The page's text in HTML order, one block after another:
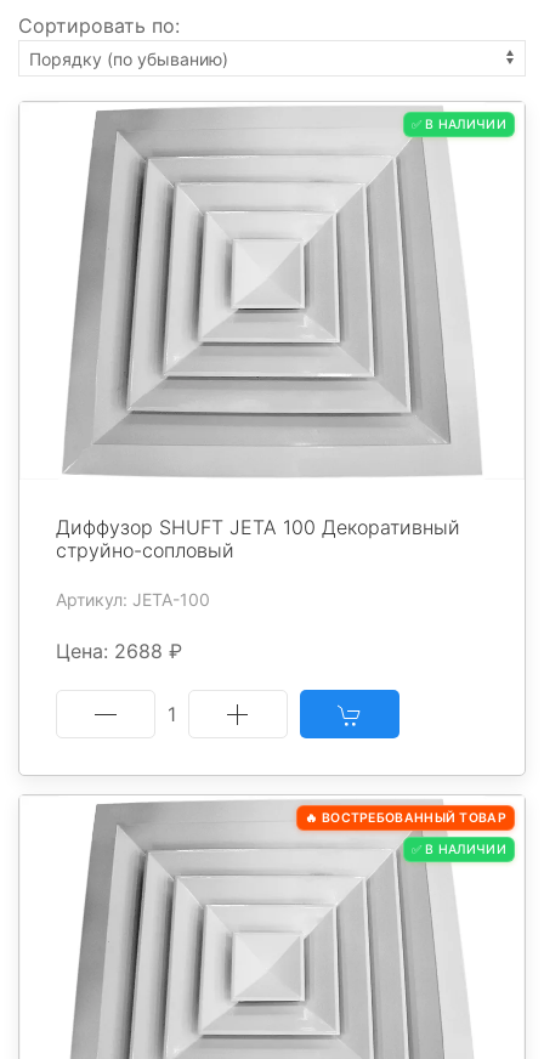
Сортировать по:
✅ В НАЛИЧИИ
Диффузор SHUFT JETA 100 Декоративный
струйно-сопловый
Артикул: JETA-100
Цена: 2688 ₽
1
🔥 ВОСТРЕБОВАННЫЙ ТОВАР
✅ В НАЛИЧИИ